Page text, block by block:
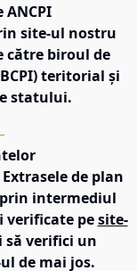
site-ul nostru
către biroul de
teritorial și
statului.
de plan
intermediul
verificate pe site-
să verifici un
de mai jos.